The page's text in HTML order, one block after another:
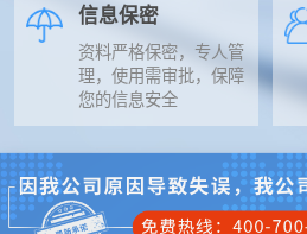
信息保密
资料严格保密，专人管
理，使用需审批，保障
您的信息安全